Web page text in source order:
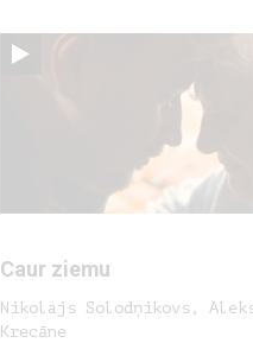
Caur ziemu
Nikolajs Solodņikovs,
Krecāne